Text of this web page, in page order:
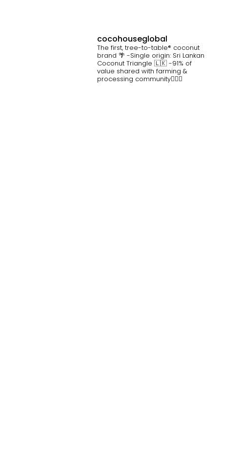
cocohouseglobal
The first, tree-to-table® coconut
brand 🌴 -Single origin: Sri Lankan
Coconut Triangle 🇱🇰 -91% of
value shared with farming &
processing community👷🏽‍♀️